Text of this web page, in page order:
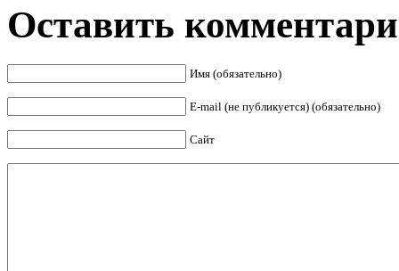
Оставить
Имя (обязательно)
E-mail (не публикуется) (обязательно)
Сайт